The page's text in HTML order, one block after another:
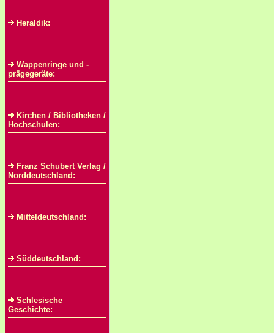
Heraldik:
Wappenringe und -
prägegeräte:
Kirchen / Bibliotheken /
Hochschulen:
Franz Schubert Verlag /
Norddeutschland:
Mitteldeutschland:
Süddeutschland:
Schlesische
Geschichte: